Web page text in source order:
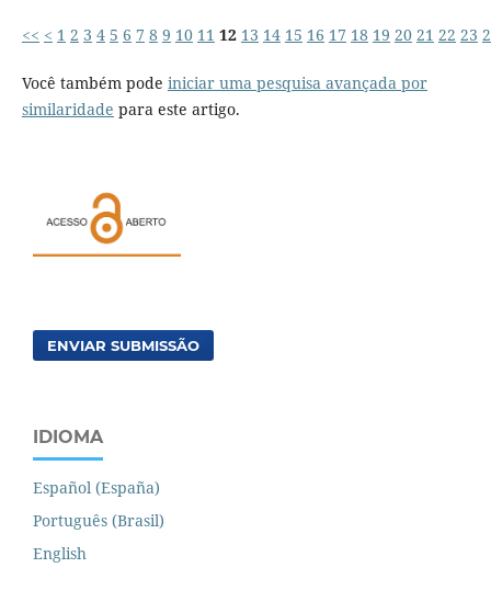
<< < 1 2 3 4 5 6 7 8 9 10 11 12 13 14 15 16 17 18 19 20 21 22 23
Você também pode iniciar uma pesquisa avançada por
similaridade para este artigo.
ENVIAR SUBMISSÃO
IDIOMA
Español (España)
Português (Brasil)
English